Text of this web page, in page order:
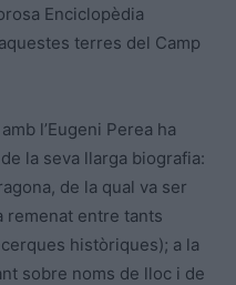
Enciclopèdia
terres del Camp
l’Eugeni Perea ha
la seva llarga biografia:
de la qual va ser
remenat entre tants
històriques); a la
sobre noms de lloc i de